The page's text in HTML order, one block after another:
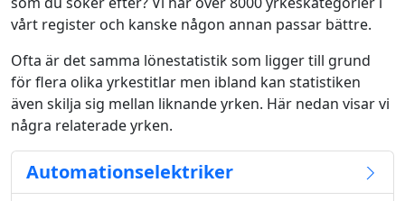
vårt register och kanske någon annan passar bättre.
Ofta är det samma lönestatistik som ligger till grund
för flera olika yrkestitlar men ibland kan statistiken
även skilja sig mellan liknande yrken. Här nedan visar vi
några relaterade yrken.
Automationselektriker